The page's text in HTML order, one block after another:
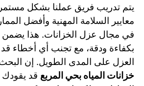
يتم تدريب فريق عملنا بشكل
معايير السلامة المهنية وأفضل
في مجال عزل الخزانات. هذا يضمن
بكفاءة ودقة، مع تجنب أي أخطاء
العزل على المدى الطويل. إن
خزانات المياه بحي المربع قد يقودك